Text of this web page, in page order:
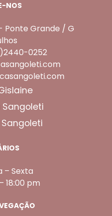
NOS
- Ponte Grande / G
0252
– Sexta
18:00 pm